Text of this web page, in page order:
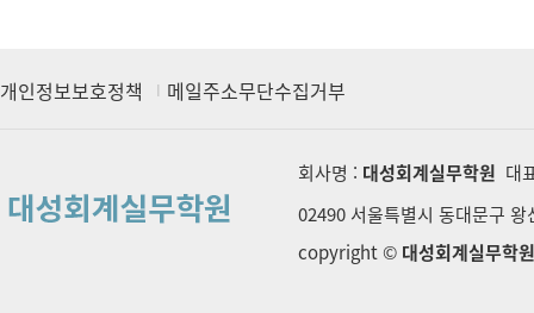
개인정보보호정책 메일주소무단수집거부
회사명 : 대성회계실무학원 대
02490 서울특별시 동대문구
copyright © 대성회계실무학원